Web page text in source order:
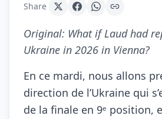
Share
Original: What if Laud had
Ukraine in 2026 in Vienna?
En ce mardi, nous allons
direction de l’Ukraine qui
de la finale en 9ᵉ position,